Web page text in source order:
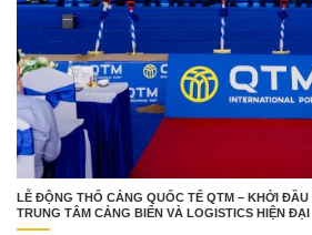
LỄ ĐỘNG THỔ CẢNG QUỐC TẾ QTM – KHỞI
TRUNG TÂM CẢNG BIỂN VÀ LOGISTICS HIỆN ĐẠI